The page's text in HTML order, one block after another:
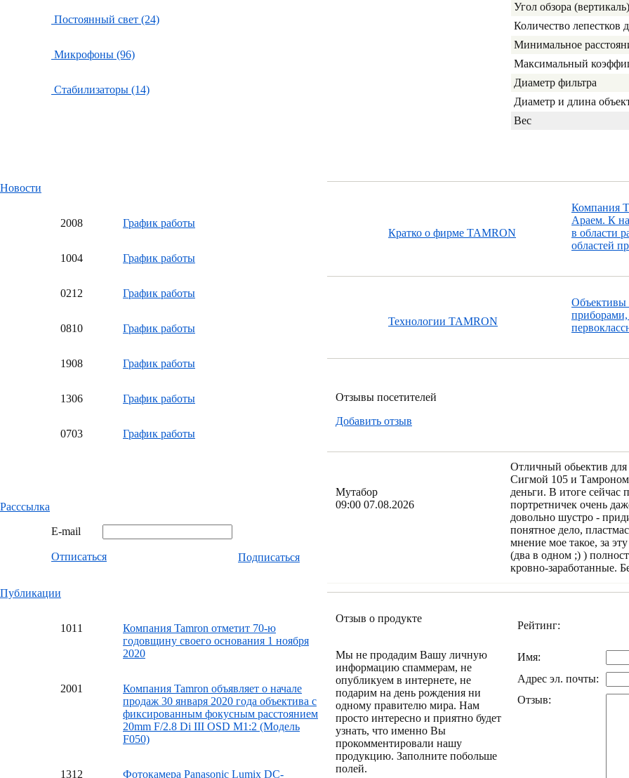
Постоянный свет (24)
Микрофоны (96)
Стабилизаторы (14)
Новости
2008 График работы
1004 График работы
0212 График работы
0810 График работы
1908 График работы
1306 График работы
0703 График работы
Расссылка
E-mail
Отписаться Подписаться
Публикации
1011
Компания Tamron отметит 70-ю
годовщину своего основания 1 ноября
2020
2001
Компания Tamron объявляет о начале
продаж 30 января 2020 года объектива с
фиксированным фокусным расстоянием
20mm F/2.8 Di III OSD M1:2 (Модель
F050)
1312
Фотокамера Panasonic Lumix DC-
Угол обзора (вертикаль)
Количество лепестков
Минимальное
Максимальный
Диаметр фильтра
Диаметр и длина
Вес
Кратко о фирме TAMRON
Компания
Араем. К
в области
областей
Технологии TAMRON
Объективы
Отзывы посетителей
Добавить отзыв
Мутабор
09:00 07.08.2026
Отличный обьектив
Сигмой 105 и Тамроном
деньги. В итоге сейчас
портретничек очень
довольно шустро -
понятное дело,
мнение мое такое, за
(два в одном ;) )
кровно-заработанные.
Отзыв о продукте
Мы не продадим Вашу личную
информацию спаммерам, не
опубликуем в интернете, не
подарим на день рождения ни
одному правителю мира. Нам
просто интересно и приятно будет
узнать, что именно Вы
прокомментировали нашу
продукцию. Заполните побольше
полей.
Рейтинг:
Имя:
Адрес эл. почты:
Отзыв: